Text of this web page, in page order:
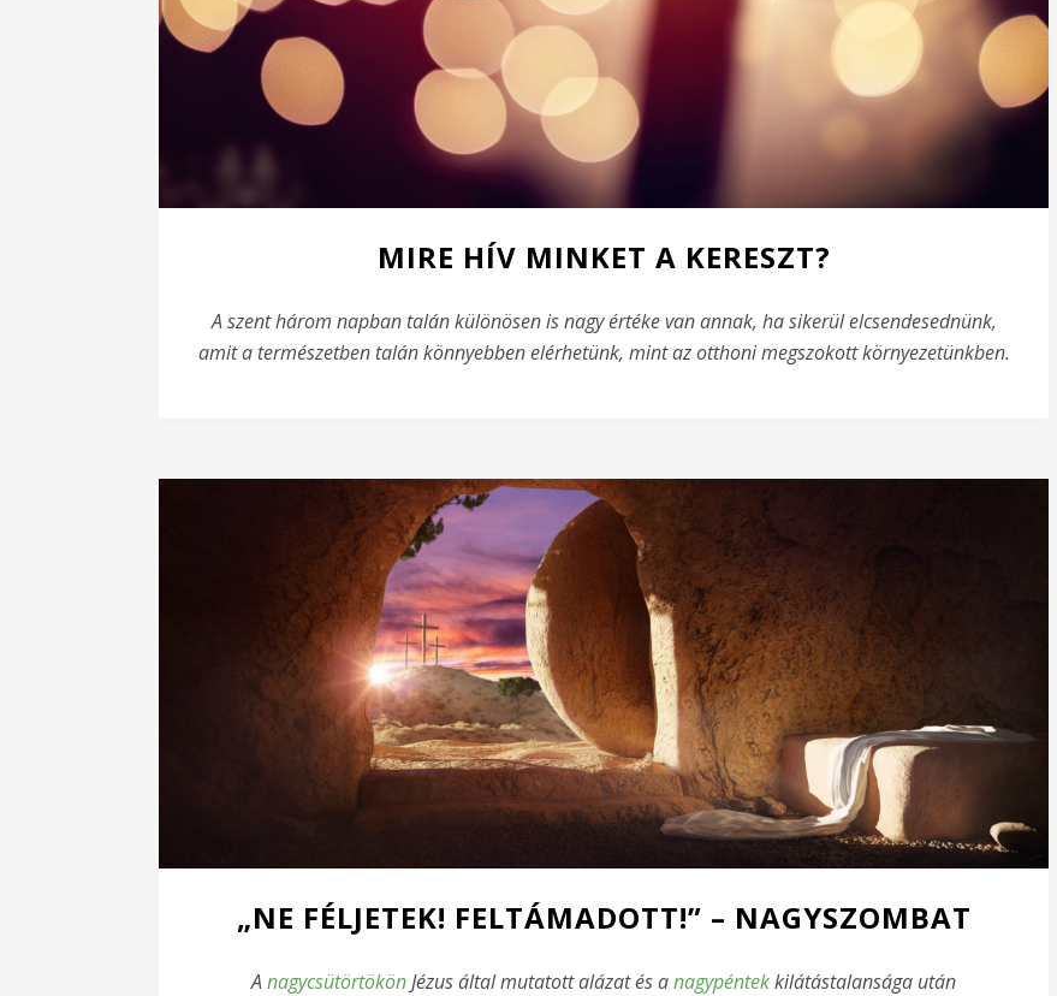
MIRE HÍV MINKET A KERESZT?
A szent három napban talán különösen is nagy értéke van annak, ha sikerül elcsendesednünk,
amit a természetben talán könnyebben elérhetünk, mint az otthoni megszokott környezetünkben.
„NE FÉLJETEK! FELTÁMADOTT!” – NAGYSZOMBAT
A nagycsütörtökönJézus által mutatott alázat és anagypéntekkilátástalansága után